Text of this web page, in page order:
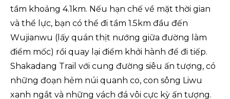
tầm khoảng 4.1km. Nếu hạn chế về mặt thời gian
và thể lực, bạn có thể đi tầm 1.5km đầu đến
Wujianwu (lấy quán thịt nướng giữa đường làm
điểm mốc) rồi quay lại điểm khởi hành để đi tiếp.
Shakadang Trail với cung đường siêu ấn tượng, có
những đoạn hẻm núi quanh co, con sông Liwu
xanh ngắt và những vách đá vôi cực kỳ ấn tượng.